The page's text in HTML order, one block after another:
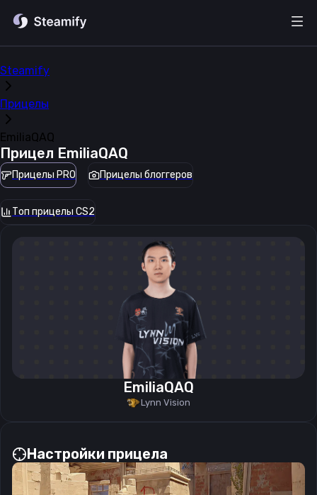
Steamify
Прицелы
EmiliaQAQ
Прицел EmiliaQAQ
Прицелы PRO Прицелы блоггеров
Топ прицелы CS2
EmiliaQAQ
Lynn Vision
Настройки прицела